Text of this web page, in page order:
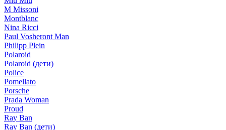
M Missoni
Montblanc
Nina Ricci
Paul Vosheront Man
Philipp Plein
Polaroid
Polaroid (дети)
Police
Pomellato
Porsche
Prada Woman
Proud
Ray Ban
Ray Ban (дети)